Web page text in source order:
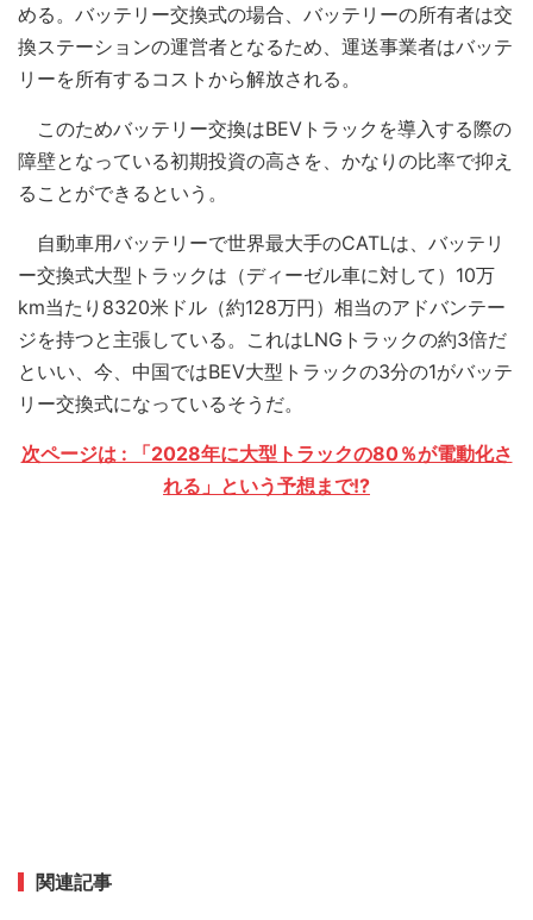
める。バッテリー交換式の場合、バッテリーの所有者は交
換ステーションの運営者となるため、運送事業者はバッテ
リーを所有するコストから解放される。
このためバッテリー交換はBEVトラックを導入する際の
障壁となっている初期投資の高さを、かなりの比率で抑え
ることができるという。
自動車用バッテリーで世界最大手のCATLは、バッテリ
ー交換式大型トラックは（ディーゼル車に対して）10万
km当たり8320米ドル（約128万円）相当のアドバンテー
ジを持つと主張している。これはLNGトラックの約3倍だ
といい、今、中国ではBEV大型トラックの3分の1がバッテ
リー交換式になっているそうだ。
次ページは : 「2028年に大型トラックの80％が電動化さ
れる」という予想まで!?
関連記事